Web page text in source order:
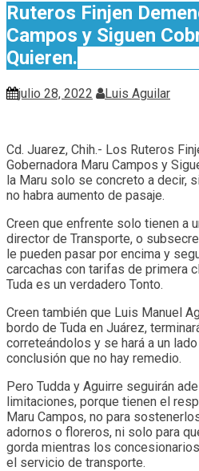
Ruteros Finjen
Campos y Siguen
Quieren.
julio 28, 2022 Luis Aguilar
Cd. Juarez, Chih.- Los Ruteros
Gobernadora Maru Campos y
la Maru solo se concreto a decir,
no habra aumento de pasaje.
Creen que enfrente solo tienen a
director de Transporte, o
le pueden pasar por encima y
carcachas con tarifas de primera
Tuda es un verdadero Tonto.
Creen también que Luis Manuel
bordo de Tuda en Juárez,
correteándolos y se hará a un
conclusión que no hay remedio.
Pero Tudda y Aguirre seguirán
limitaciones, porque tienen el
Maru Campos, no para
adornos o floreros, ni solo para
gorda mientras los
el servicio de transporte.